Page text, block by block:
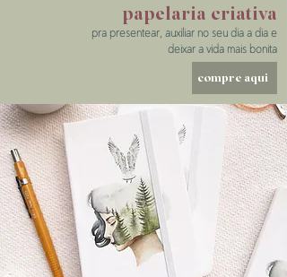
papelaria criativa
pra presentear, auxiliar no seu dia a dia e
deixar a vida mais bonita
compre aqui